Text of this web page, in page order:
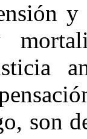
y
son